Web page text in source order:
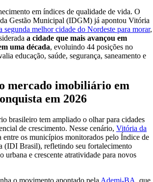
em índices de qualidade de vida. O
Gestão Municipal (IDGM) já apontou Vitória
segunda melhor cidade do Nordeste para morar,
a cidade que mais avançou em
uma década, evoluindo 44 posições no
educação, saúde, segurança, saneamento e
mercado imobiliário em
em 2026
brasileiro tem ampliado o olhar para cidades
de crescimento. Nesse cenário, Vitória da
entre os municípios monitorados pelo Índice de
(IDI Brasil), refletindo seu fortalecimento
urbana e crescente atratividade para novos